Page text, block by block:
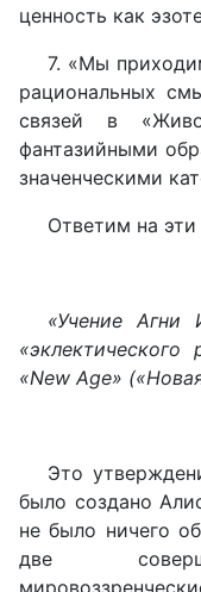
ценность как
7. «Мы
рациональных
связей в
фантазийными
значенческими
Ответим на
«Учение Агни
«эклектического
«New Age»
Это
было создано
не было ничего
две